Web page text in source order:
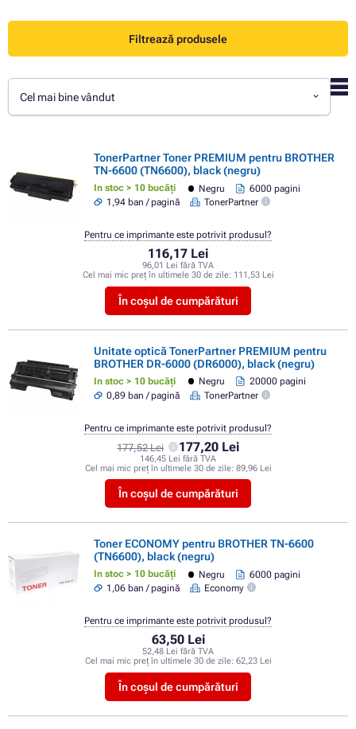
Filtrează produsele
Cel mai bine vândut
TonerPartner Toner PREMIUM pentru BROTHER
TN-6600 (TN6600), black (negru)
In stoc > 10 bucăți Negru
6000 pagini
1,94 ban / pagină
TonerPartner
116,17 Lei
96,01 Lei fără TVA
Cel mai mic preț în ultimele 30 de zile: 111,53 Lei
În coșul de cumpărături
Pentru ce imprimante este potrivit produsul?
Unitate optică TonerPartner PREMIUM pentru
BROTHER DR-6000 (DR6000), black (negru)
In stoc > 10 bucăți Negru
20000 pagini
0,89 ban / pagină
TonerPartner
177,52 Lei 177,20 Lei
146,45 Lei fără TVA
Cel mai mic preț în ultimele 30 de zile: 89,96 Lei
În coșul de cumpărături
Pentru ce imprimante este potrivit produsul?
Toner ECONOMY pentru BROTHER TN-6600
(TN6600), black (negru)
In stoc > 10 bucăți Negru
6000 pagini
1,06 ban / pagină
Economy
63,50 Lei
52,48 Lei fără TVA
Cel mai mic preț în ultimele 30 de zile: 62,23 Lei
În coșul de cumpărături
Pentru ce imprimante este potrivit produsul?